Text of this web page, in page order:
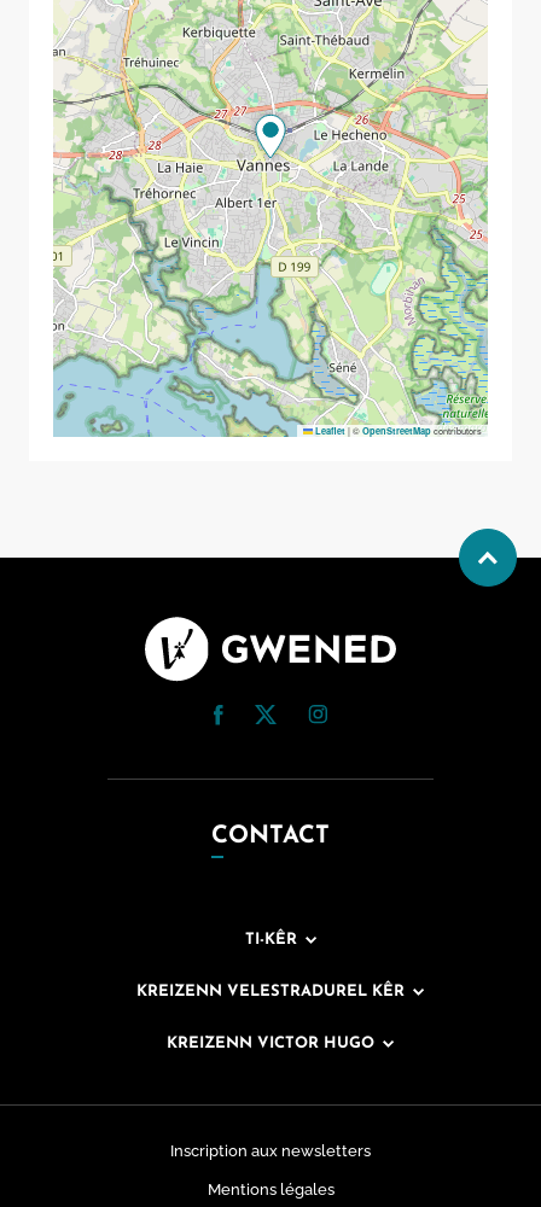
Leaflet |© OpenStreetMapcontributors
CONTACT
TI-KÊR
KREIZENN VELESTRADUREL KÊR
KREIZENN VICTOR HUGO
Inscription aux newsletters
Mentions légales